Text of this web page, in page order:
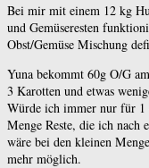
Bei mir mit einem 12 kg
und Gemüseresten
Obst/Gemüse Mischung
Yuna bekommt 60g O/G
3 Karotten und etwas
Würde ich immer nur für 1
Menge Reste, die ich nach
wäre bei den kleinen
mehr möglich.